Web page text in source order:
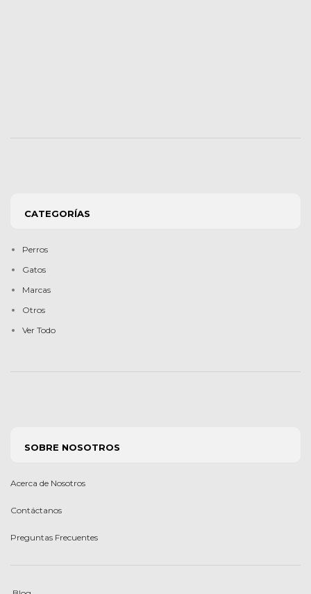
CATEGORÍAS
Perros
Gatos
Marcas
Otros
Ver Todo
SOBRE NOSOTROS
Acerca de Nosotros
Contáctanos
Preguntas Frecuentes